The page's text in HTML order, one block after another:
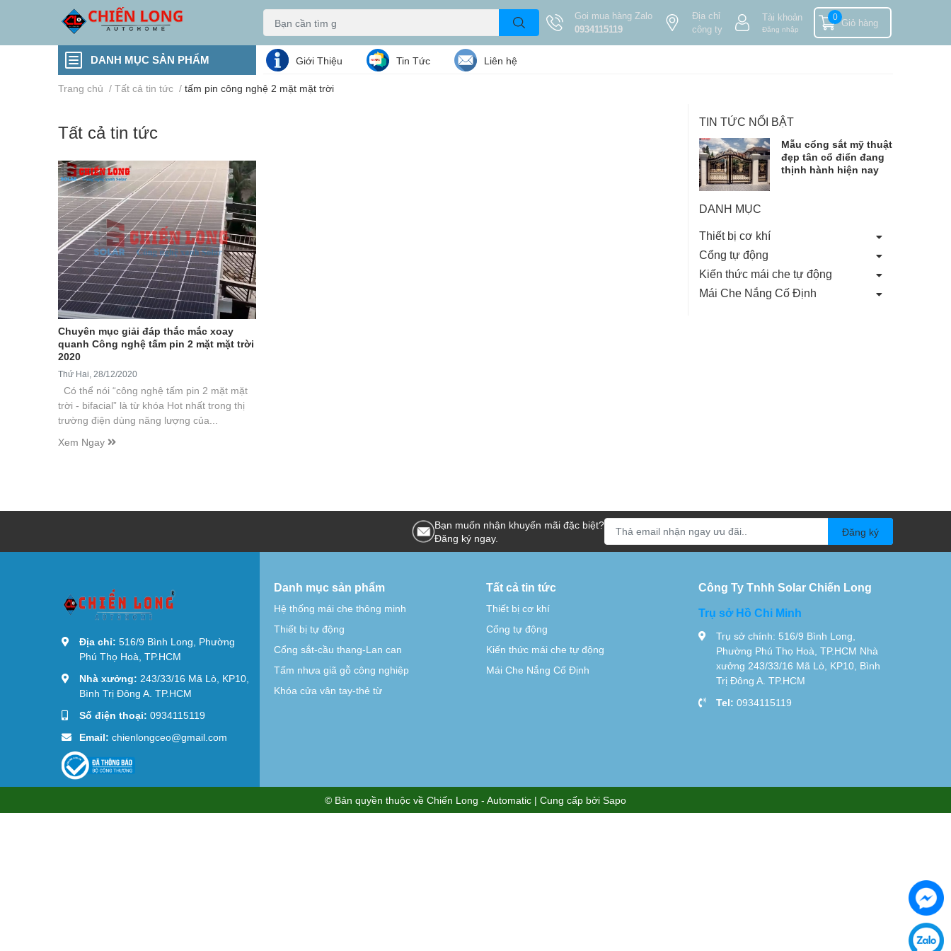
Gọi mua hàng Zalo
0934115119
Địa chỉ
công ty
Tài khoản
Đăng nhập
Giỏ hàng
0
DANH MỤC SẢN PHẨM Giới Thiệu Tin Tức Liên hệ
Trang chủ / Tất cả tin tức / tấm pin công nghệ 2 mặt mặt trời
Tất cả tin tức
Chuyên mục giải đáp thắc mắc xoay
quanh Công nghệ tấm pin 2 mặt mặt trời
2020
Thứ Hai, 28/12/2020
Có thể nói “công nghệ tấm pin 2 mặt mặt
trời - bifacial” là từ khóa Hot nhất trong thị
trường điện dùng năng lượng của...
Xem Ngay
TIN TỨC NỔI BẬT
Mẫu cổng sắt mỹ thuật
đẹp tân cổ điển đang
thịnh hành hiện nay
DANH MỤC
Thiết bị cơ khí
Cổng tự động
Kiến thức mái che tự động
Mái Che Nắng Cố Định
Bạn muốn nhận khuyến mãi đặc biệt?
Đăng ký ngay.
Đăng ký
Địa chỉ: 516/9 Bình Long, Phường
Phú Thọ Hoà, TP.HCM
Nhà xưởng: 243/33/16 Mã Lò, KP10,
Bình Trị Đông A. TP.HCM
Số điện thoại: 0934115119
Email: chienlongceo@gmail.com
Danh mục sản phẩm
Hệ thống mái che thông minh
Thiết bị tự động
Cổng sắt-cầu thang-Lan can
Tấm nhựa giã gỗ công nghiệp
Khóa cửa vân tay-thẻ từ
Tất cả tin tức
Thiết bị cơ khí
Cổng tự động
Kiến thức mái che tự động
Mái Che Nắng Cố Định
Công Ty Tnhh Solar Chiến Long
Trụ sở Hồ Chi Minh
Trụ sở chính: 516/9 Bình Long,
Phường Phú Thọ Hoà, TP.HCM Nhà
xưởng 243/33/16 Mã Lò, KP10, Bình
Trị Đông A. TP.HCM
Tel: 0934115119
© Bản quyền thuộc về Chiến Long - Automatic | Cung cấp bởi Sapo